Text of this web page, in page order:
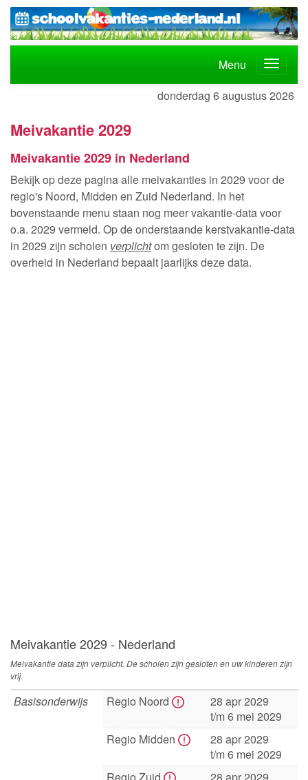
Menu
donderdag 6 augustus 2026
Meivakantie 2029
Meivakantie 2029 in Nederland
Bekijk op deze pagina alle meivakanties in 2029 voor de
regio's Noord, Midden en Zuid Nederland. In het
bovenstaande menu staan nog meer vakantie-data voor
o.a. 2029 vermeld. Op de onderstaande kerstvakantie-data
in 2029 zijn scholen verplichtom gesloten te zijn. De
overheid in Nederland bepaalt jaarlijks deze data.
Meivakantie 2029 - Nederland
Meivakantie data zijn verplicht. De scholen zijn gesloten en uw kinderen zijn
vrij.
Basisonderwijs Regio Noord
28 apr 2029
t/m 6 mei 2029
Regio Midden
28 apr 2029
t/m 6 mei 2029
Regio Zuid
28 apr 2029